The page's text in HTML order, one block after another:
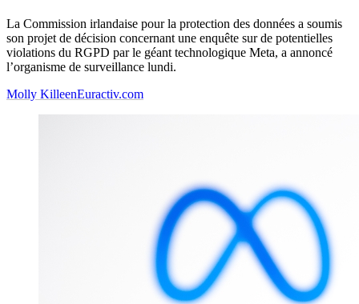
La Commission irlandaise pour la protection des données a soumis
son projet de décision concernant une enquête sur de potentielles
violations du RGPD par le géant technologique Meta, a annoncé
l’organisme de surveillance lundi.
Molly KilleenEuractiv.com